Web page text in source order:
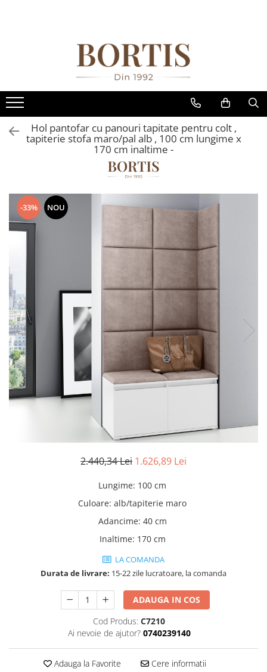
Fotolii balansoar/relaxante
Canapele
Coltare/canapele in L
Comode
Comode lux-ultramoderne
Comode stil clasic/rustic
Fotolii extensibile
Masute de cafea
Rafturi/ etajere carti
Scaune living/dining
Set mobilier Living
Seturi masa +scaune dining
Tabureti
Bucatarie
Suporturi si tavi
Chiuvete bucatarie
Mobilier/seturi de bucatarie
Scaune bucatarie
Comode lux-ultramoderne
Dulapuri haine si Sifoniere
Noptiere dormitor
Paturi cu saltea inclusa(pachet
Paturi de 1 persoana
Paturi lemn & pal
Paturi metalice
Hol pantofar cu panouri tapitate pentru colt ,
tapiterie stofa maro/pal alb , 100 cm lungime x
170 cm inaltime -
-33% NOU
2.440,34 Lei 1.626,89 Lei
Lungime: 100 cm
Culoare: alb/tapiterie maro
Adancime: 40 cm
Inaltime: 170 cm
LA COMANDA
Durata de livrare: 15-22 zile lucratoare, la comanda
ADAUGA IN COS
Cod Produs: C7210
Ai nevoie de ajutor? 0740239140
Adauga la Favorite Cere informatii